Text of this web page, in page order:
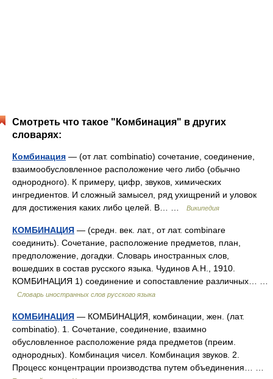
Смотреть что такое "Комбинация" в других
словарях:
Комбинация — (от лат. combinatio) сочетание, соединение,
взаимообусловленное расположение чего либо (обычно
однородного). К примеру, цифр, звуков, химических
ингредиентов. И сложный замысел, ряд ухищрений и уловок
для достижения каких либо целей. В… …
Википедия
КОМБИНАЦИЯ — (средн. век. лат., от лат. combinare
соединить). Сочетание, расположение предметов, план,
предположение, догадки. Словарь иностранных слов,
вошедших в состав русского языка. Чудинов А.Н., 1910.
КОМБИНАЦИЯ 1) соединение и сопоставление различных… …
Словарь иностранных слов русского языка
КОМБИНАЦИЯ — КОМБИНАЦИЯ, комбинации, жен. (лат.
combinatio). 1. Сочетание, соединение, взаимно
обусловленное расположение ряда предметов (преим.
однородных). Комбинация чисел. Комбинация звуков. 2.
Процесс концентрации производства путем объединения… …